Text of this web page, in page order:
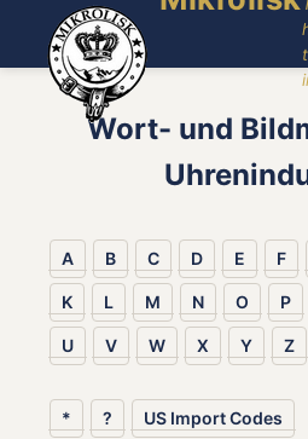
Wort- und
A B C D E F
K L M N O P
U V W X Y Z
* ? US Import Codes